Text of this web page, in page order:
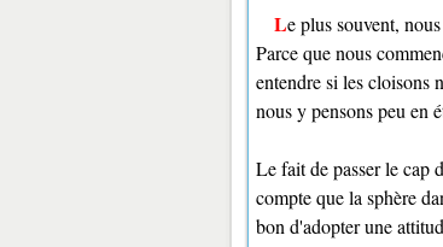
Le plus souvent,
Parce que nous
entendre si les cloisons
nous y pensons peu en
Le fait de passer le cap
compte que la sphère
bon d'adopter une